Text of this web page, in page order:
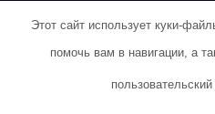
Джейн Остин —
Этот сайт использует куки-
помочь вам в навигации, а
пользовательский